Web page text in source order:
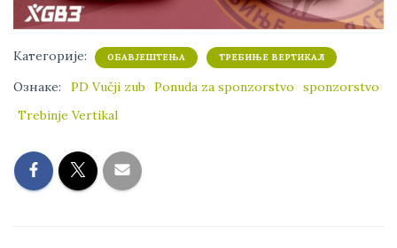
Категорије: ОБАВЈЕШТЕЊА ТРЕБИЊЕ ВЕРТИКАЛ
Ознаке: PD Vučji zub Ponuda za sponzorstvo
sponzorstvo
Trebinje Vertikal